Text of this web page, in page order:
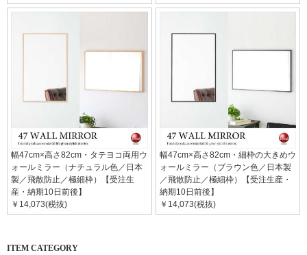
幅47cm×高さ82cm・タテヨコ両用ウ
ォールミラー（ナチュラル色／日本
製／飛散防止／極細枠）【受注生
産・納期10日前後】
￥14,073(税抜)
幅47cm×高さ82cm・細枠の大きめウ
ォールミラー（ブラウン色／日本製
／飛散防止／極細枠）【受注生産・
納期10日前後】
￥14,073(税抜)